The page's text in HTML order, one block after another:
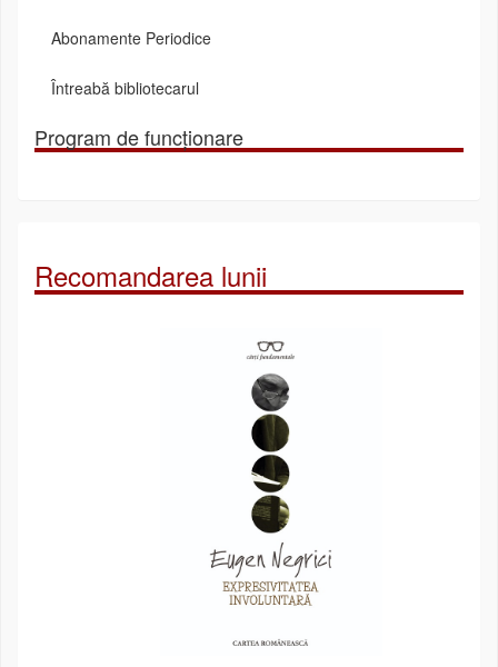
Abonamente Periodice
Întreabă bibliotecarul
Program de funcționare
Recomandarea lunii